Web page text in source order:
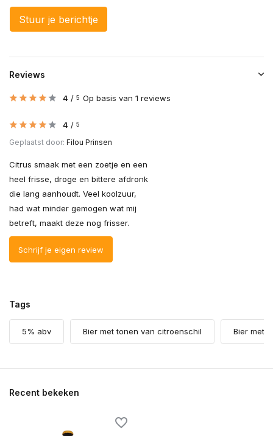
Stuur je berichtje
Reviews
4 / 5 Op basis van 1 reviews
4 / 5
Geplaatst door: Filou Prinsen
Citrus smaak met een zoetje en een
heel frisse, droge en bittere afdronk
die lang aanhoudt. Veel koolzuur,
had wat minder gemogen wat mij
betreft, maakt deze nog frisser.
Schrijf je eigen review
Tags
5% abv Bier met tonen van citroenschil Bier met
Recent bekeken